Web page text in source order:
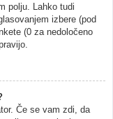
polju. Lahko tudi
izbere (pod
(0 za nedoločeno
Če se vam zdi, da